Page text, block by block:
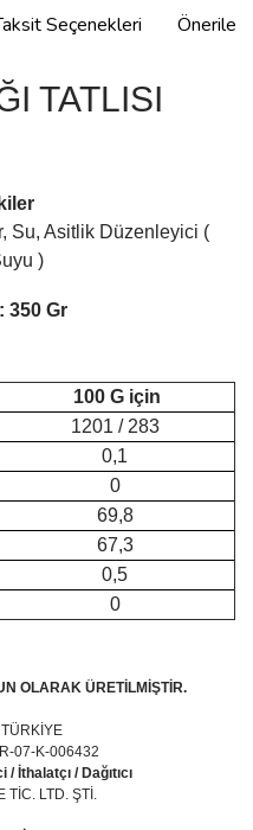
Seçenekleri
TATLISI
Su, Asitlik Düzenleyici (
)
350 Gr
100 G için
1201 / 283
0,1
0
69,8
67,3
0,5
0
OLARAK ÜRETİLMİŞTİR.
TÜRKİYE
07-K-006432
İthalatçı / Dağıtıcı
TİC. LTD. ŞTİ.